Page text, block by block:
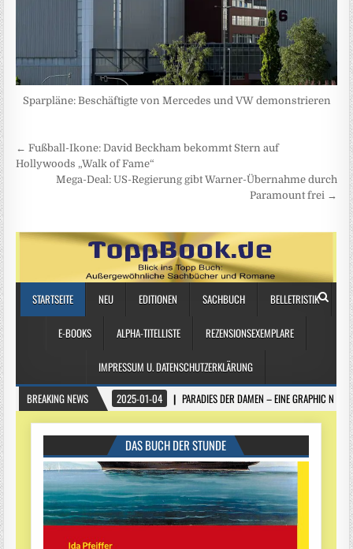
Sparpläne: Beschäftigte von Mercedes und VW demonstrieren
Beitragsnavigation
← Fußball-Ikone: David Beckham bekommt Stern auf
Hollywoods „Walk of Fame“
Mega-Deal: US-Regierung gibt Warner-Übernahme durch
Paramount frei →